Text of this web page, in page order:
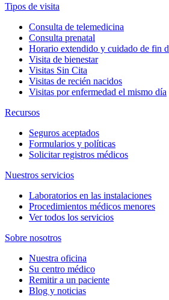
Tipos de visita
Consulta de telemedicina
Consulta prenatal
Horario extendido y cuidado de fin
Visita de bienestar
Visitas Sin Cita
Visitas de recién nacidos
Visitas por enfermedad el mismo día
Recursos
Seguros aceptados
Formularios y políticas
Solicitar registros médicos
Nuestros servicios
Laboratorios en las instalaciones
Procedimientos médicos menores
Ver todos los servicios
Sobre nosotros
Nuestra oficina
Su centro médico
Remitir a un paciente
Blog y noticias